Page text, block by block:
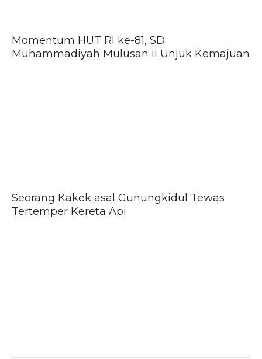
Momentum HUT RI ke-81, SD
Muhammadiyah Mulusan II Unjuk Kemajuan
Seorang Kakek asal Gunungkidul Tewas
Tertemper Kereta Api